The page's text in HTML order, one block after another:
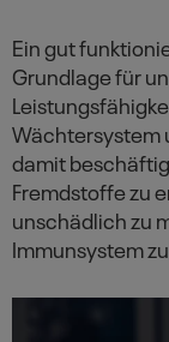
Ein gut
Grundlage für
Wächtersystem
damit
Fremdstoffe zu
unschädlich zu
Immunsystem